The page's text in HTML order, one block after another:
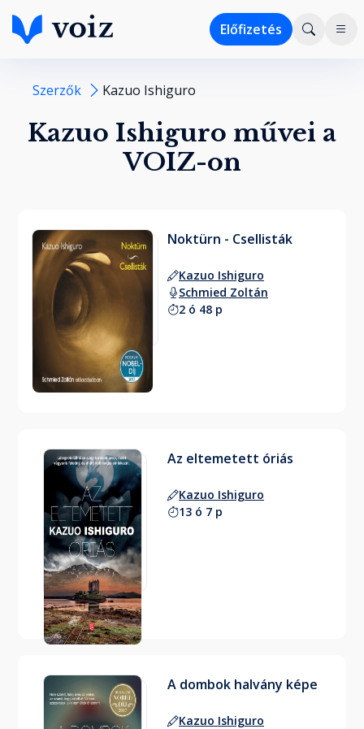
Előfizetés
Szerzők Kazuo Ishiguro
Kazuo Ishiguro művei a
VOIZ-on
Noktürn - Csellisták
Kazuo Ishiguro
Schmied Zoltán
2 ó 48 p
Az eltemetett óriás
Kazuo Ishiguro
13 ó 7 p
A dombok halvány képe
Kazuo Ishiguro